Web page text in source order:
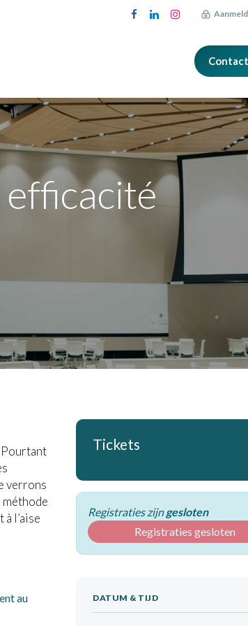
Pourtant
verrons
méthode
l’aise
au
Tickets
Registraties zijngesloten
Registraties gesloten
DATUM & TIJD